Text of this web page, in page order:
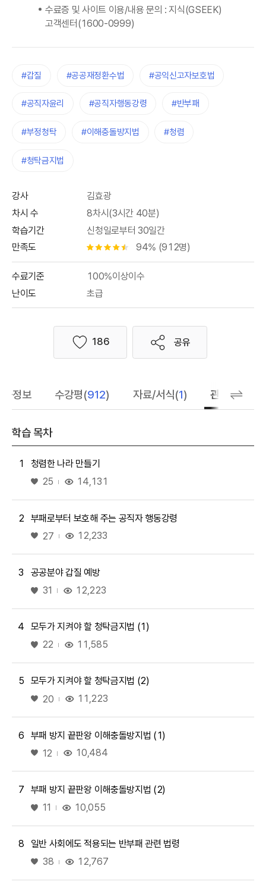
수료증 및 사이트 이용/내용 문의 : 지식(GSEEK)
고객센터(1600-0999)
#갑질 #공공재정환수법 #공익신고자보호법
#공직자윤리 #공직자행동강령 #반부패
#부정청탁 #이해충돌방지법 #청렴
#청탁금지법
강사
김효광
차시 수
8차시(3시간 40분)
학습기간
신청일로부터 30일간
만족도
별점 4.5개 94% (912명)
수료기준
100%이상이수
난이도
초급
좋아요
186 공유
습정보 수강평(912) 자료/서식(1) 관련 추천 학
학습 목차
1
청렴한 나라 만들기
좋아요
25 14,131
2
부패로부터 보호해 주는 공직자 행동강령
좋아요
27 12,233
3
공공분야 갑질 예방
좋아요
31 12,223
4
모두가 지켜야 할 청탁금지법 (1)
좋아요
22 11,585
5
모두가 지켜야 할 청탁금지법 (2)
좋아요
20 11,223
6
부패 방지 끝판왕 이해충돌방지법 (1)
좋아요
12 10,484
7
부패 방지 끝판왕 이해충돌방지법 (2)
좋아요
11 10,055
8
일반 사회에도 적용되는 반부패 관련 법령
좋아요
38 12,767